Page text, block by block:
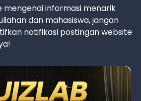
informasi menarik
dan mahasiswa, jangan
notifikasi postingan website